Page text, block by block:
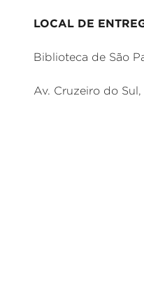
LOCAL DE
Biblioteca de São
Av. Cruzeiro do Sul,